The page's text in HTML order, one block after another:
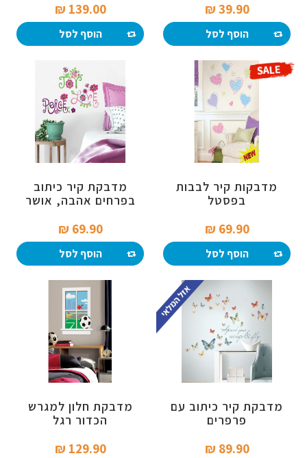
39.90 ₪‎
הוסף לסל
139.00 ₪‎
הוסף לסל
מדבקות קיר לבבות
בפסטל
69.90 ₪‎
הוסף לסל
מדבקת קיר כיתוב
בפרחים אהבה, אושר
69.90 ₪‎
הוסף לסל
מדבקת קיר כיתוב עם
פרפרים
89.90 ₪‎
מדבקת חלון למגרש
הכדור רגל
129.90 ₪‎